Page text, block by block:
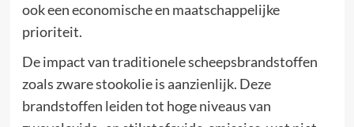
ook een economische en maatschappelijke
prioriteit.
De impact van traditionele scheepsbrandstoffen
zoals zware stookolie is aanzienlijk. Deze
brandstoffen leiden tot hoge niveaus van